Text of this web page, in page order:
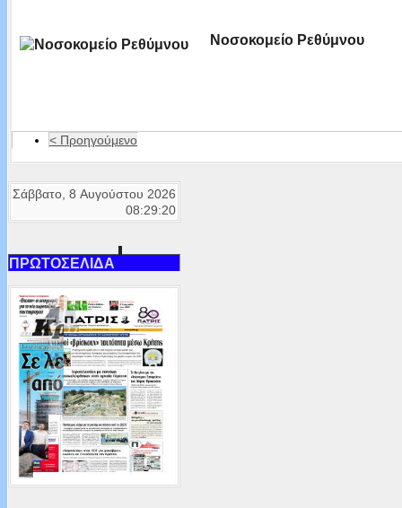
Νοσοκομείο Ρεθύμνου
< Προηγούμενο
Σάββατο, 8 Αυγούστου 2026
08:29:20
ΠΡΩΤΟΣΕΛΙΔΑ